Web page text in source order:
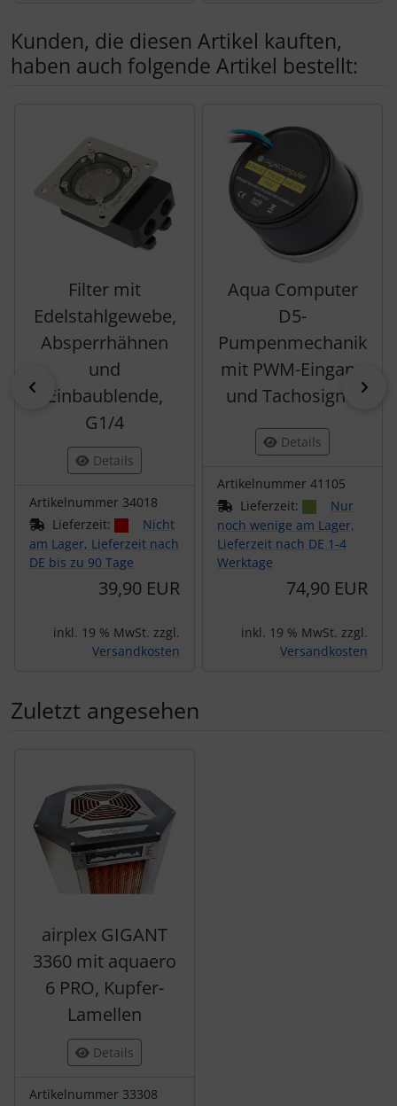
Kunden, die diesen Artikel kauften,
haben auch folgende Artikel bestellt:
zurück
Filter mit
Edelstahlgewebe,
Absperrhähnen
und
Einbaublende,
G1/4
Details
Artikelnummer 34018
Lieferzeit:
Nicht
am Lager, Lieferzeit nach
DE bis zu 90 Tage
39,90 EUR
inkl. 19 % MwSt. zzgl.
Versandkosten
Aqua Computer
D5-
Pumpenmechanik
mit PWM-Eingang
und Tachosignal
Details
Artikelnummer 41105
Lieferzeit:
Nur
noch wenige am Lager,
Lieferzeit nach DE 1-4
Werktage
74,90 EUR
inkl. 19 % MwSt. zzgl.
Versandkosten
Zuletzt angesehen
airplex GIGANT
3360 mit aquaero
6 PRO, Kupfer-
Lamellen
Details
Artikelnummer 33308